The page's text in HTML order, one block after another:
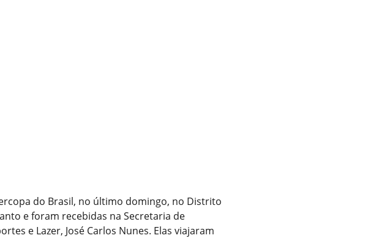
do Brasil, no último domingo, no Distrito
e foram recebidas na Secretaria de
e Lazer, José Carlos Nunes. Elas viajaram